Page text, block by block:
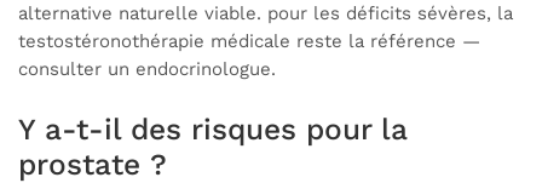
alternative naturelle viable. pour les déficits sévères, la
testostéronothérapie médicale reste la référence —
consulter un endocrinologue.
Y a-t-il des risques pour la
prostate ?